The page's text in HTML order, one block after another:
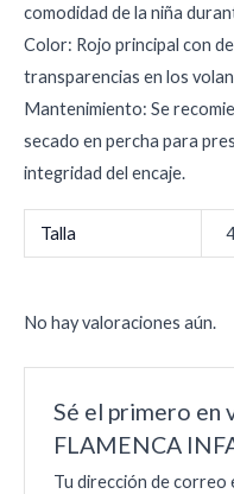
comodidad de la niña
Color: Rojo principal con
transparencias en los
Mantenimiento: Se
secado en percha para
integridad del encaje.
Talla 4
No hay valoraciones aún.
Sé el primero en
FLAMENCA
Tu dirección de correo